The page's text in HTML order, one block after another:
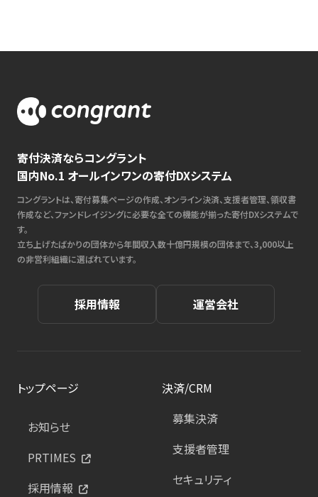
寄付決済ならコングラント
国内No.1 オールインワンの寄付DXシステム
コングラントは、寄付募集ページの作成、オンライン決済、支援者管理、領収書
作成など、ファンドレイジングに必要な全ての機能が揃った寄付DXシステムで
す。
立ち上げたばかりの団体から年間収入数十億円規模の団体まで、3,000以上
の非営利組織に選ばれています。
採用情報 運営会社
トップページ
お知らせ
PRTIMES
採用情報
決済/CRM
募集決済
支援者管理
セキュリティ